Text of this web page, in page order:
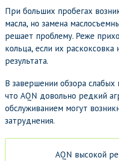
При больших пробегах
масла, но замена
решает проблему. Реже
кольца, если их
результата.
В завершении обзора
что AQN довольно редкий
обслуживанием могут
затруднения.
AQN высокой